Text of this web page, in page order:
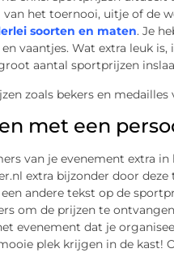
het toernooi, uitje of de
soorten en maten. Je
vaantjes. Wat extra leuk
aantal sportprijzen
met een
van je evenement extra
extra bijzonder door
andere tekst op de
om de prijzen te
evenement dat je
plek krijgen in de kast!